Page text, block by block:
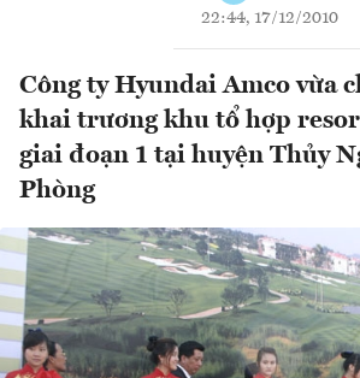
22:44, 17/12/2010
Công ty Hyundai Amco vừa
khai trương khu tổ hợp
giai đoạn 1 tại huyện Thủy
Phòng